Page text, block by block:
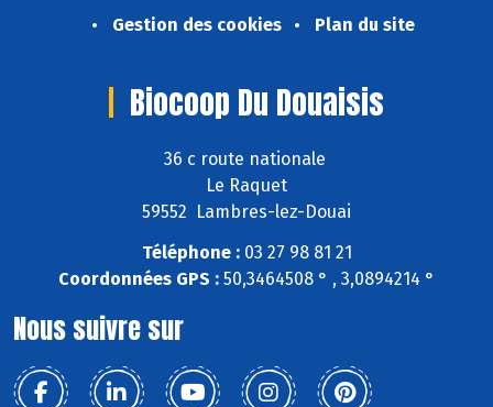
Gestion des cookies
Plan du site
Biocoop Du Douaisis
36 c route nationale
Le Raquet
59552 Lambres-lez-Douai
Téléphone :03 27 98 81 21
Coordonnées GPS : 50,3464508 ° , 3,0894214 °
Nous suivre sur